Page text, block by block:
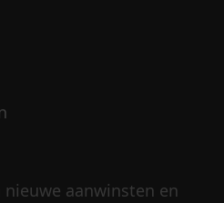
aanwinsten en